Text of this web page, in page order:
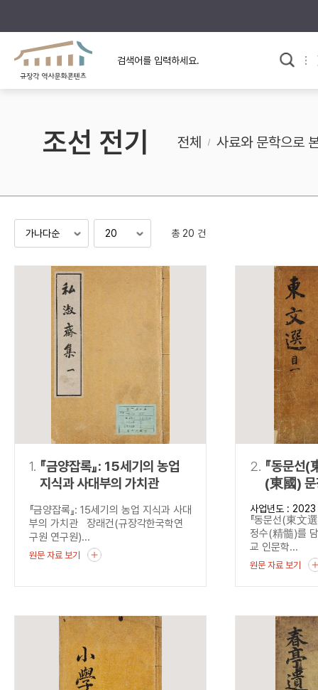
규장각의 어제와 오늘
규장각 소개영상
사료와 문학으로 본
고대
조선 후기
검색 연산자 사용안내
“정조”와 “정약
“정조” 또는 “
NOT
“정조”가 나온
료를 검색
조선 전기 전체 사료와 문학으로
총 20 건
1. 『금양잡록』: 15세기의 농업
지식과 사대부의 가치관
『금양잡록』: 15세기의 농업 지식과 사대
부의 가치관 장래건(규장각한국학연
구원 연구원)...
원문 자료 보기
2. 『동문선
(東國)
담다
사업년도 : 2023
『동문선(東文
정수(精髓)를
교 인문학...
원문 자료 보기